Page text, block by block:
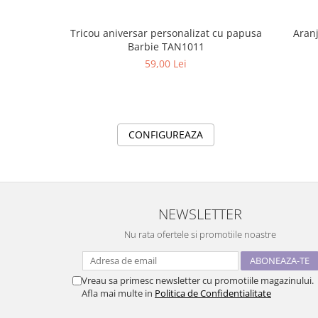
Tricou aniversar personalizat cu papusa
Barbie TAN1011
59,00 Lei
CONFIGUREAZA
NEWSLETTER
Nu rata ofertele si promotiile noastre
Vreau sa primesc newsletter cu promotiile magazinului.
Afla mai multe in Politica de Confidentialitate